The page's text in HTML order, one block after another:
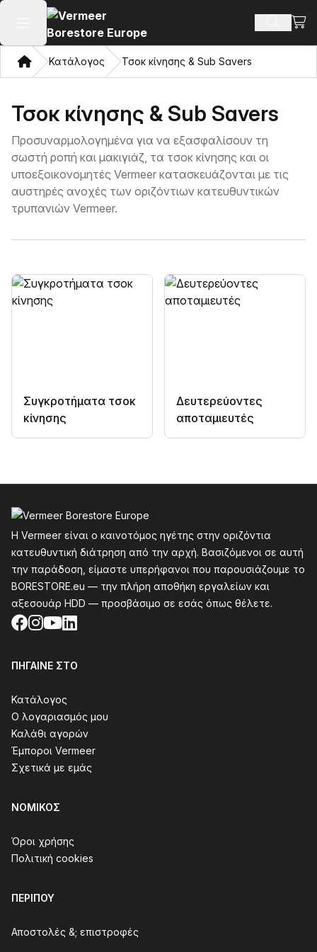
Άνοιγμα κύριου μενού
ΣπίτιΚατάλογος Τσοκ κίνησης & Sub Savers
Τσοκ κίνησης & Sub Savers
Προσυναρμολογημένα για να εξασφαλίσουν τη
σωστή ροπή και μακιγιάζ, τα τσοκ κίνησης και οι
υποεξοικονομητές Vermeer κατασκευάζονται με τις
αυστηρές ανοχές των οριζόντιων κατευθυντικών
τρυπανιών Vermeer.
Συγκροτήματα τσοκ
κίνησης
Δευτερεύοντες
αποταμιευτές
Η Vermeer είναι ο καινοτόμος ηγέτης στην οριζόντια
κατευθυντική διάτρηση από την αρχή. Βασιζόμενοι σε αυτή
την παράδοση, είμαστε υπερήφανοι που παρουσιάζουμε το
BORESTORE.eu — την πλήρη αποθήκη εργαλείων και
αξεσουάρ HDD — προσβάσιμο σε εσάς όπως θέλετε.
Facebook
Instagram
YouTube
LinkedIn
ΠΉΓΑΙΝΕ ΣΤΟ
Κατάλογος
Ο λογαριασμός μου
Καλάθι αγορών
Έμποροι Vermeer
Σχετικά με εμάς
ΝΟΜΙΚΌΣ
Όροι χρήσης
Πολιτική cookies
ΠΕΡΊΠΟΥ
Αποστολές &; επιστροφές